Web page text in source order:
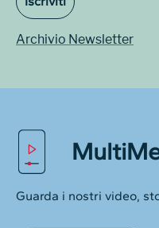
Archivio Newsletter
Guarda i nostri video,